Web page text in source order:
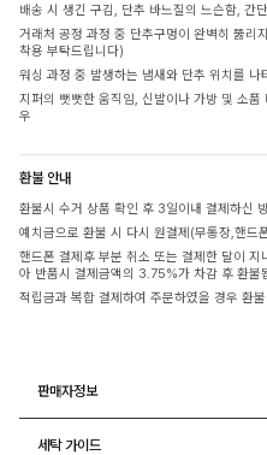
배송 시 생긴 구김, 단추 바느질의 느슨함, 간
거래처 공정 과정 중 단추구멍이 완벽히 뚫리
착용 부탁드립니다)
워싱 과정 중 발생하는 냄새와 단추 위치를 나
지퍼의 뻣뻣한 움직임, 신발이나 가방 및 소
우
환불 안내
환불시 수거 상품 확인 후 3일이내 결제하신
예치금으로 환불 시 다시 원결제(무통장,핸드
핸드폰 결제후 부분 취소 또는 결제한 달이
아 반품시 결제금액의 3.75%가 차감 후 환불
적립금과 복합 결제하여 주문하였을 경우 환
판매자정보
세탁 가이드